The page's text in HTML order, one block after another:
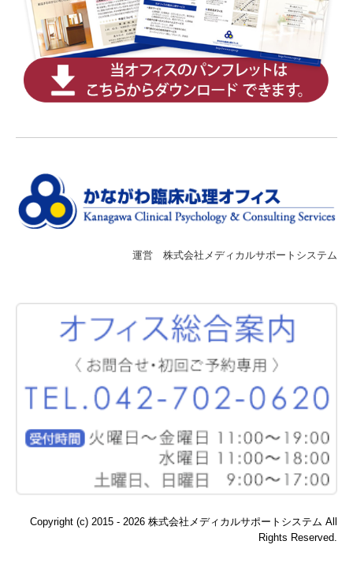
運営 株式会社メディカルサポートシステム
Copyright (c) 2015 - 2026 株式会社メディカルサポートシステム All
Rights Reserved.